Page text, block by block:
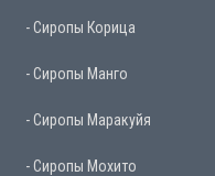
- Сиропы Корица
- Сиропы Манго
- Сиропы Маракуйя
- Сиропы Мохито